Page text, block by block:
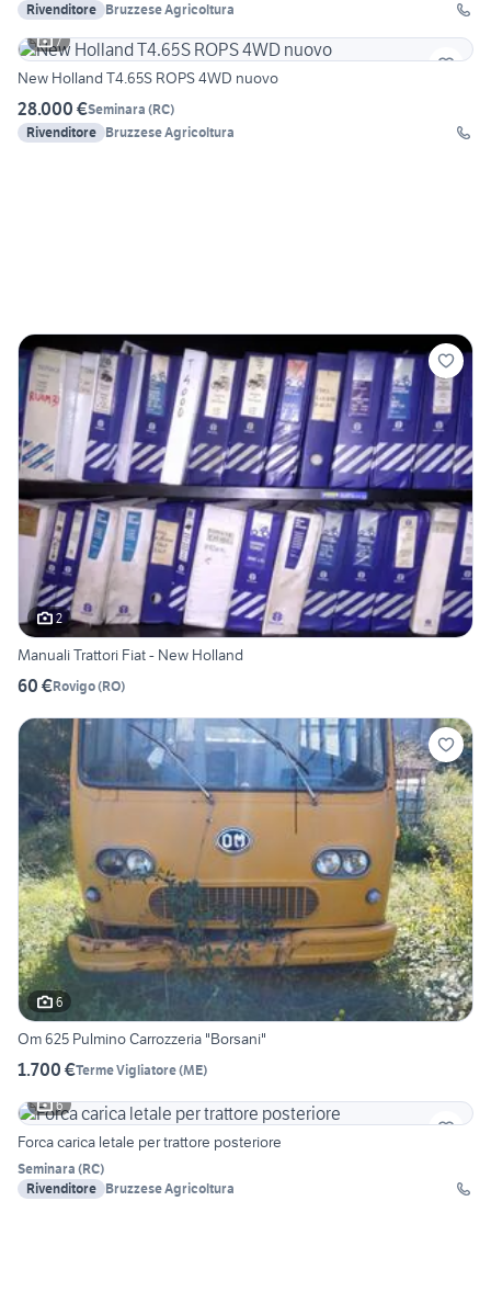
Rivenditore Bruzzese Agricoltura
7
New Holland T4.65S ROPS 4WD nuovo
28.000 €Seminara (RC)
Rivenditore Bruzzese Agricoltura
2
Manuali Trattori Fiat - New Holland
60 €Rovigo(RO)
6
Om 625 Pulmino Carrozzeria "Borsani"
1.700 €Terme Vigliatore(ME)
6
Forca carica letale per trattore posteriore
Seminara (RC)
Rivenditore Bruzzese Agricoltura